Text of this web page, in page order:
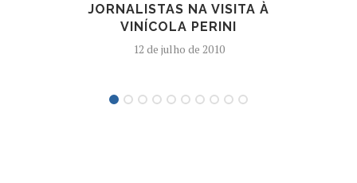
JORNALISTAS NA VISITA À
VINÍCOLA PERINI
12 de julho de 2010